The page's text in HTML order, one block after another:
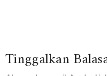
Tinggalkan